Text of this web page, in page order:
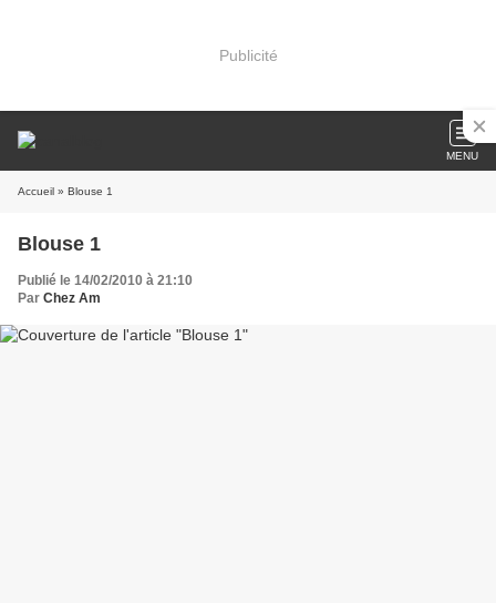
Publicité
MENU
Accueil » Blouse 1
Blouse 1
Publié le 14/02/2010 à 21:10
Par Chez Am